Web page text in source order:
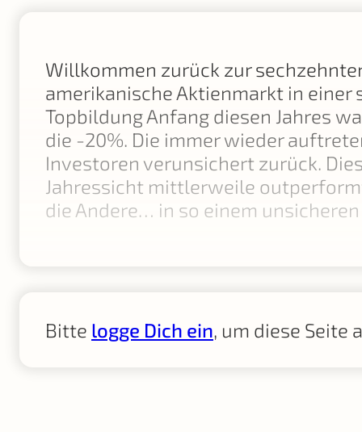
Willkommen zurück zur
amerikanische Aktienmarkt in
Topbildung Anfang diesen Jahres
die -20%. Die immer wieder
Investoren verunsichert zurück.
Jahressicht mittlerweile
die Andere… in so einem
Bitte logge Dich ein, um diese Seite